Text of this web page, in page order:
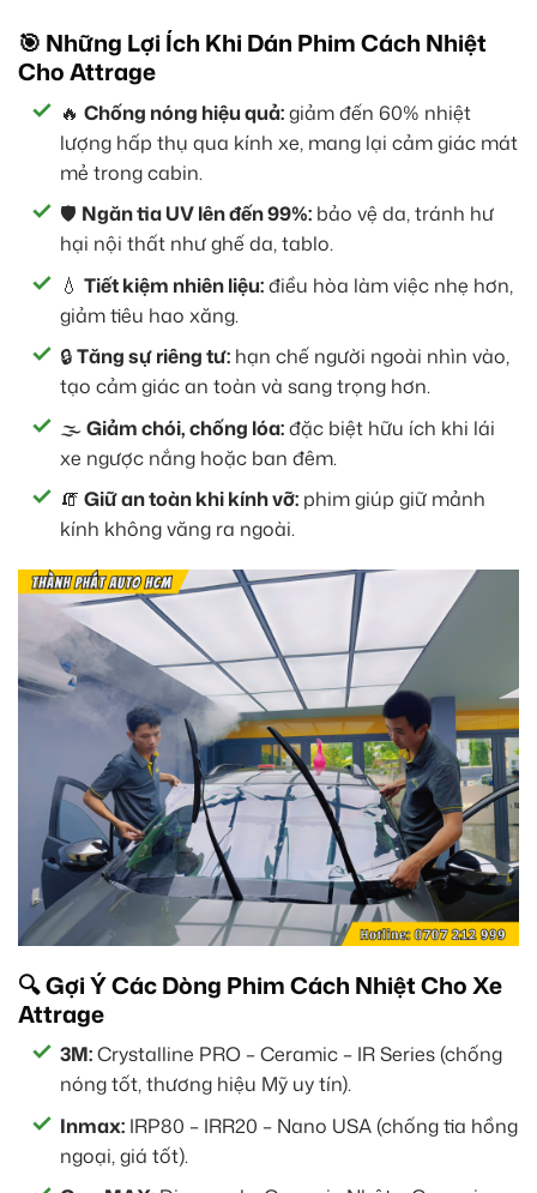
🎯 Những Lợi Ích Khi Dán Phim Cách Nhiệt
Cho Attrage
🔥 Chống nóng hiệu quả:giảm đến 60% nhiệt
lượng hấp thụ qua kính xe, mang lại cảm giác mát
mẻ trong cabin.
🛡 Ngăn tia UV lên đến 99%: bảo vệ da, tránh hư
hại nội thất như ghế da, tablo.
💧 Tiết kiệm nhiên liệu:điều hòa làm việc nhẹ hơn,
giảm tiêu hao xăng.
🔒Tăng sự riêng tư: hạn chế người ngoài nhìn vào,
tạo cảm giác an toàn và sang trọng hơn.
🌫Giảm chói, chống lóa:đặc biệt hữu ích khi lái
xe ngược nắng hoặc ban đêm.
🧯 Giữ an toàn khi kính vỡ: phim giúp giữ mảnh
kính không văng ra ngoài.
🔍 Gợi Ý Các Dòng Phim Cách Nhiệt Cho Xe
Attrage
3M:Crystalline PRO – Ceramic – IR Series (chống
nóng tốt, thương hiệu Mỹ uy tín).
Inmax: IRP80 – IRR20 – Nano USA (chống tia hồng
ngoại, giá tốt).